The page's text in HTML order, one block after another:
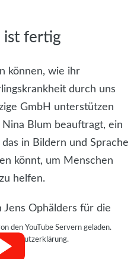
ist fertig
können, wie ihr
durch uns
GmbH unterstützen
Blum beauftragt, ein
in Bildern und Sprache
könnt, um Menschen
helfen.
Jens Ophälders für die
den YouTube Servern geladen.